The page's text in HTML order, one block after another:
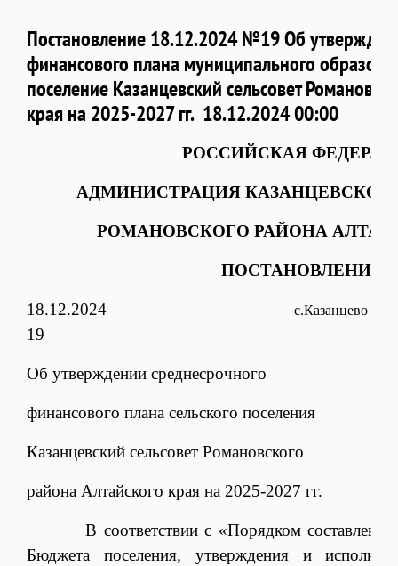
Постановление 18.12.2024 №19 Об
финансового плана муниципального
поселение Казанцевский сельсовет
края на 2025-2027 гг.18.12.2024 00:00
РОССИЙСКАЯ
АДМИНИСТРАЦИЯ
РОМАНОВСКОГО РАЙОНА
ПОСТАНОВЛЕНИЕ
18.12.2024с.Казанцево
19
Об утверждении среднесрочного
финансового плана сельского поселения
Казанцевский сельсовет Романовского
района Алтайского края на 2025-2027 гг.
В соответствии с «Порядком
Бюджета поселения, утверждения и